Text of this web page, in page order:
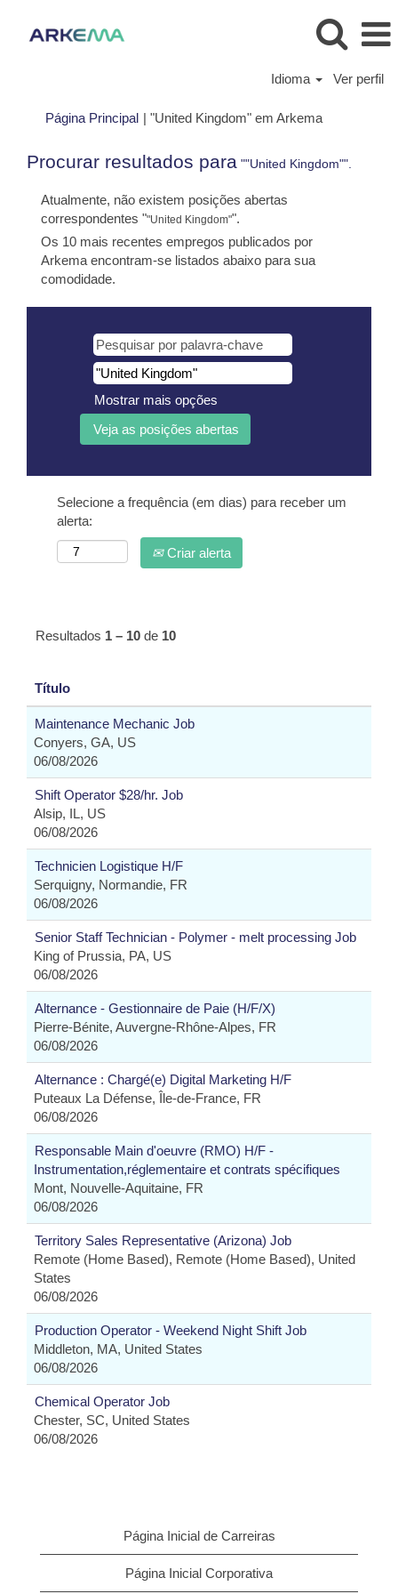
Idioma Ver perfil
Página Principal | "United Kingdom" em Arkema(página
Procurar resultados para ""United Kingdom"".
Atualmente, não existem posições abertas
correspondentes ""United Kingdom"".
Os 10 mais recentes empregos publicados por
Arkema encontram-se listados abaixo para sua
comodidade.
Mostrar mais opções
Selecione a frequência (em dias) para receber um
alerta:
Criar alerta
Resultados 1 – 10 de 10
Título
Maintenance Mechanic Job
Conyers, GA, US
06/08/2026
Shift Operator $28/hr. Job
Alsip, IL, US
06/08/2026
Technicien Logistique H/F
Serquigny, Normandie, FR
06/08/2026
Senior Staff Technician - Polymer - melt processing Job
King of Prussia, PA, US
06/08/2026
Alternance - Gestionnaire de Paie (H/F/X)
Pierre-Bénite, Auvergne-Rhône-Alpes, FR
06/08/2026
Alternance : Chargé(e) Digital Marketing H/F
Puteaux La Défense, Île-de-France, FR
06/08/2026
Responsable Main d'oeuvre (RMO) H/F -
Instrumentation,réglementaire et contrats spécifiques
Mont, Nouvelle-Aquitaine, FR
06/08/2026
Territory Sales Representative (Arizona) Job
Remote (Home Based), Remote (Home Based), United
States
06/08/2026
Production Operator - Weekend Night Shift Job
Middleton, MA, United States
06/08/2026
Chemical Operator Job
Chester, SC, United States
06/08/2026
Página Inicial de Carreiras
Página Inicial Corporativa